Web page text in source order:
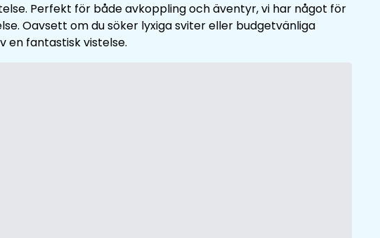
Perfekt för både avkoppling och äventyr, vi har något för
Oavsett om du söker lyxiga sviter eller budgetvänliga
en fantastisk vistelse.